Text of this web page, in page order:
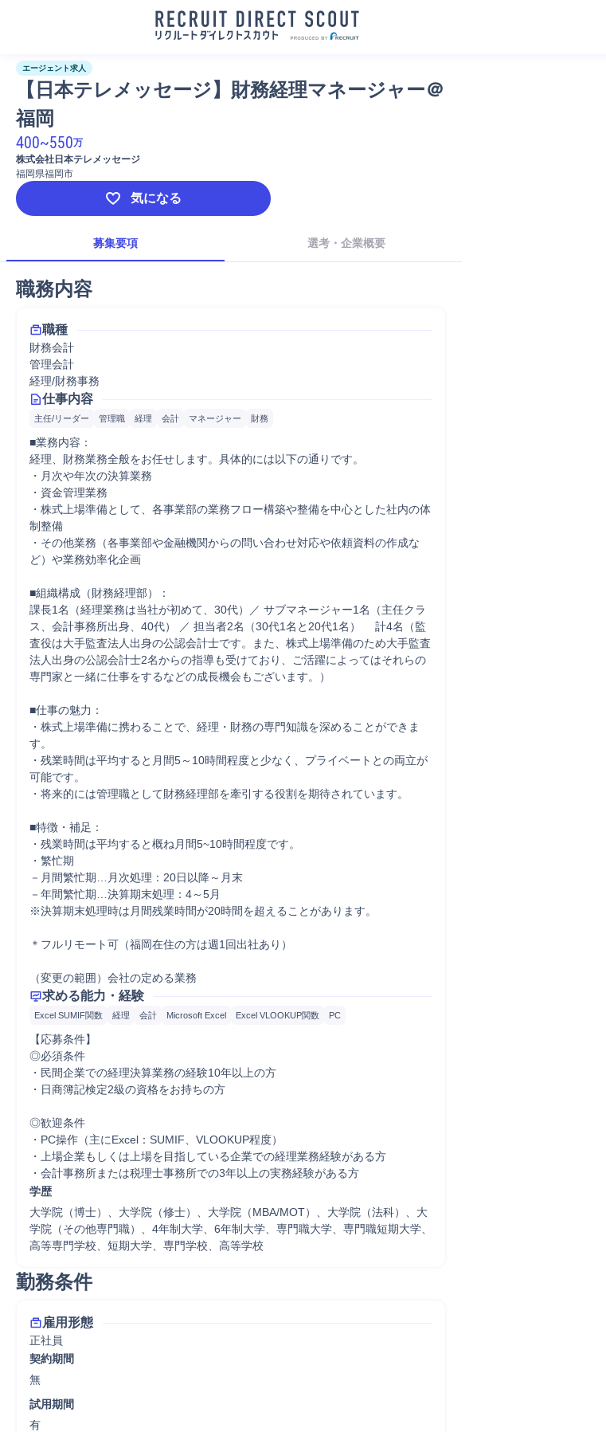
エージェント求人
【日本テレメッセージ】財務経理マネージャー＠
福岡
400~550万
株式会社日本テレメッセージ
福岡県福岡市
気になる
募集要項 選考・企業概要
職務内容
職種
財務会計
管理会計
経理/財務事務
仕事内容
主任/リーダー 管理職 経理 会計 マネージャー 財務
■業務内容：
経理、財務業務全般をお任せします。具体的には以下の通りです。
・月次や年次の決算業務
・資金管理業務
・株式上場準備として、各事業部の業務フロー構築や整備を中心とした社内の体
制整備
・その他業務（各事業部や金融機関からの問い合わせ対応や依頼資料の作成な
ど）や業務効率化企画
■組織構成（財務経理部）：
課長1名（経理業務は当社が初めて、30代）／ サブマネージャー1名（主任クラ
ス、会計事務所出身、40代） ／ 担当者2名（30代1名と20代1名） 　計4名（監
査役は大手監査法人出身の公認会計士です。また、株式上場準備のため大手監査
法人出身の公認会計士2名からの指導も受けており、ご活躍によってはそれらの
専門家と一緒に仕事をするなどの成長機会もございます。）
■仕事の魅力：
・株式上場準備に携わることで、経理・財務の専門知識を深めることができま
す。
・残業時間は平均すると月間5～10時間程度と少なく、プライベートとの両立が
可能です。
・将来的には管理職として財務経理部を牽引する役割を期待されています。
■特徴・補足：
・残業時間は平均すると概ね月間5~10時間程度です。
・繁忙期
－月間繁忙期…月次処理：20日以降～月末
－年間繁忙期…決算期末処理：4～5月
※決算期末処理時は月間残業時間が20時間を超えることがあります。
＊フルリモート可（福岡在住の方は週1回出社あり）
（変更の範囲）会社の定める業務
求める能力・経験
Excel SUMIF関数 経理 会計 Microsoft Excel Excel VLOOKUP関数 PC
【応募条件】
◎必須条件
・民間企業での経理決算業務の経験10年以上の方
・日商簿記検定2級の資格をお持ちの方
◎歓迎条件
・PC操作（主にExcel：SUMIF、VLOOKUP程度）
・上場企業もしくは上場を目指している企業での経理業務経験がある方
・会計事務所または税理士事務所での3年以上の実務経験がある方
学歴
大学院（博士）、大学院（修士）、大学院（MBA/MOT）、大学院（法科）、大
学院（その他専門職）、4年制大学、6年制大学、専門職大学、専門職短期大学、
高等専門学校、短期大学、専門学校、高等学校
勤務条件
雇用形態
正社員
契約期間
無
試用期間
有